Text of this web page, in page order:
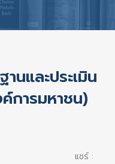
นและประเมิน
การมหาชน)
แชร์ :